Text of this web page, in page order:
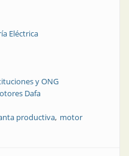
Eléctrica
y ONG
Dafa
productiva motor